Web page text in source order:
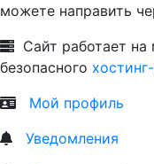
можете направить
Сайт работает
безопасного
Мой профиль
Уведомления